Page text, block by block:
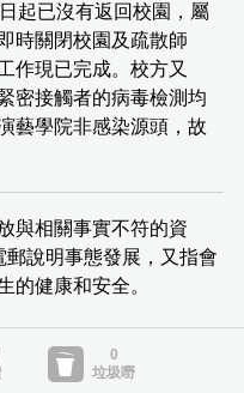
起已沒有返回校園，屬
時關閉校園及疏散師
作現已完成。校方又
密接觸者的病毒檢測均
藝學院非感染源頭，故
與相關事實不符的資
說明事態發展，又指會
的健康和安全。